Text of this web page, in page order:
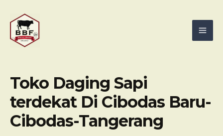
content
Toko Daging Sapi
terdekat Di Cibodas Baru-
Cibodas-Tangerang